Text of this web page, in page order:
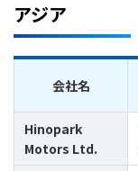
アジア
会社名
Hinopark
Motors Ltd.